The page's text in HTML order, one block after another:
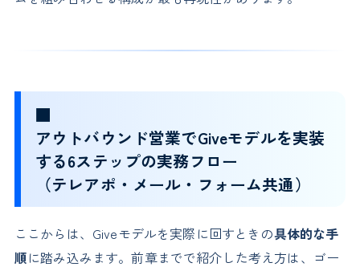
■
アウトバウンド営業でGiveモデルを実装
する6ステップの実務フロー
（テレアポ・メール・フォーム共通）
ここからは、Giveモデルを実際に回すときの具体的な手
順に踏み込みます。前章までで紹介した考え方は、ゴー